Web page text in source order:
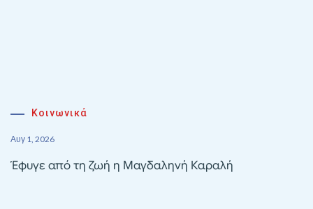
Κοινωνικά
Αυγ 1, 2026
Έφυγε από τη ζωή η Μαγδαληνή Καραλή